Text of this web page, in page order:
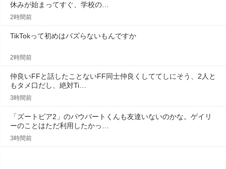
休みが始まってすぐ、学校の…
2時間前
TikTokって初めはバズらないもんですか
2時間前
仲良いFFと話したことないFF同士仲良くしててしにそう、2人と
もタメ口だし、絶対Ti…
3時間前
「ズートピア2」のパウバートくんも友達いないのかな。ゲイリ
ーのことはただ利用したかっ…
3時間前